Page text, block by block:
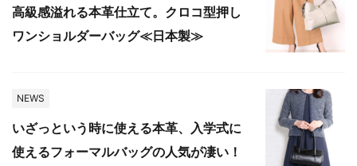
高級感溢れる本革仕立て。クロコ型押し
ワンショルダーバッグ≪日本製≫
NEWS
いざっという時に使える本革、入学式に
使えるフォーマルバッグの人気が凄い！